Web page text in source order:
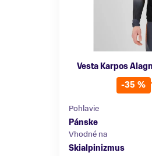
Vesta Karpos
-35 %
Pohlavie
Pánske
Vhodné na
Skialpinizmus